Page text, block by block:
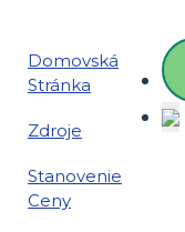
Domovská
Stránka
Zdroje
Stanovenie
Ceny